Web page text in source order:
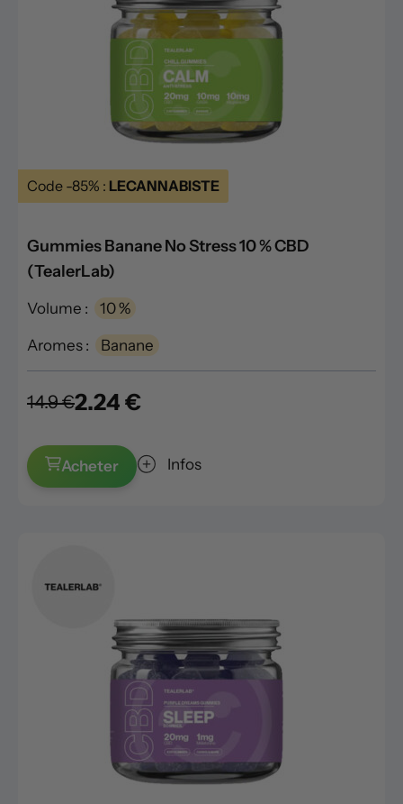
Code -85% : LECANNABISTE
Gummies Banane No Stress 10 % CBD
(TealerLab)
Volume : 10 %
Aromes : Banane
14.9 €2.24 €
Acheter Infos